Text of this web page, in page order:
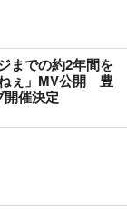
までの約2年間を
ぇ」MV公開 豊
催決定